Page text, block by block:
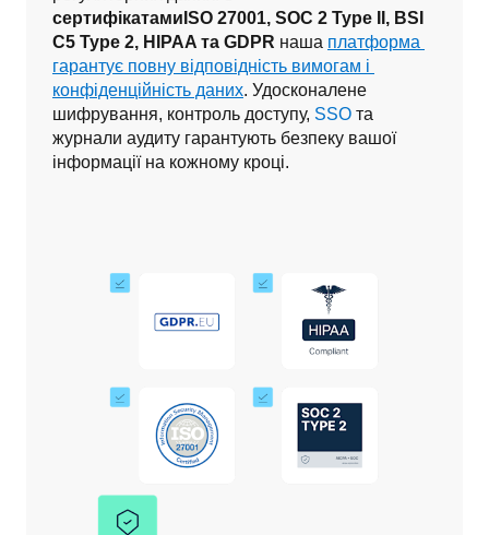
сертифікатами ISO 27001, SOC 2 Type II, BSI
C5 Type 2, HIPAA та GDPR наша платформа
гарантує повну відповідність вимогам і
конфіденційність даних. Удосконалене
шифрування, контроль доступу, SSO та
журнали аудиту гарантують безпеку вашої
інформації на кожному кроці.